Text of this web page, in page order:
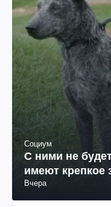
Социум
С ними не
имеют крепкое
Вчера